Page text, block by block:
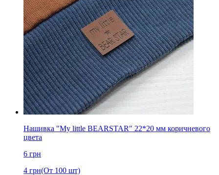
Нашивка "My little BEARSTAR" 22*20 мм коричневого
цвета
6 грн
4 грн(От 100 шт)